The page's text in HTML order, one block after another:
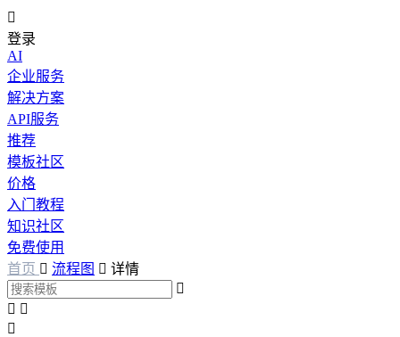

登录
AI
企业服务
解决方案
API服务
推荐
模板社区
价格
入门教程
知识社区
免费使用
首页  流程图  详情

 
